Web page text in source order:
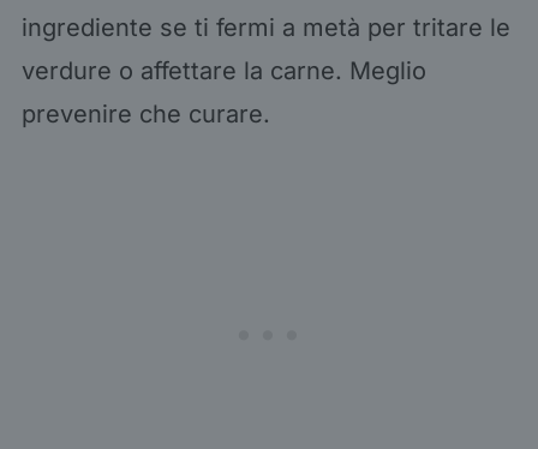
ingrediente se ti fermi a metà per tritare le
verdure o affettare la carne. Meglio
prevenire che curare.